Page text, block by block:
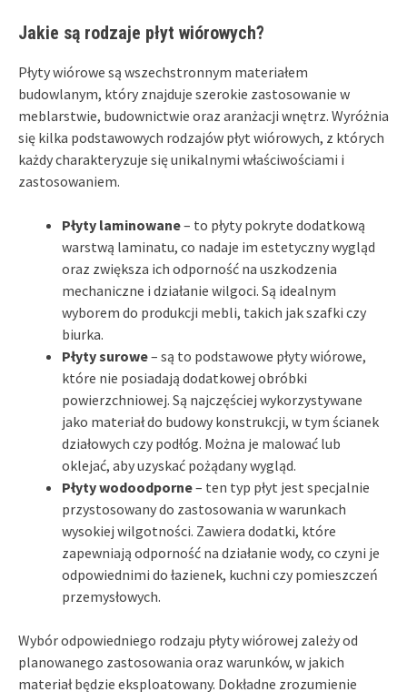
Jakie są rodzaje płyt wiórowych?
Płyty wiórowe są wszechstronnym materiałem
budowlanym, który znajduje szerokie zastosowanie w
meblarstwie, budownictwie oraz aranżacji wnętrz. Wyróżnia
się kilka podstawowych rodzajów płyt wiórowych, z których
każdy charakteryzuje się unikalnymi właściwościami i
zastosowaniem.
Płyty laminowane– to płyty pokryte dodatkową
warstwą laminatu, co nadaje im estetyczny wygląd
oraz zwiększa ich odporność na uszkodzenia
mechaniczne i działanie wilgoci. Są idealnym
wyborem do produkcji mebli, takich jak szafki czy
biurka.
Płyty surowe– są to podstawowe płyty wiórowe,
które nie posiadają dodatkowej obróbki
powierzchniowej. Są najczęściej wykorzystywane
jako materiał do budowy konstrukcji, w tym ścianek
działowych czy podłóg. Można je malować lub
oklejać, aby uzyskać pożądany wygląd.
Płyty wodoodporne– ten typ płyt jest specjalnie
przystosowany do zastosowania w warunkach
wysokiej wilgotności. Zawiera dodatki, które
zapewniają odporność na działanie wody, co czyni je
odpowiednimi do łazienek, kuchni czy pomieszczeń
przemysłowych.
Wybór odpowiedniego rodzaju płyty wiórowej zależy od
planowanego zastosowania oraz warunków, w jakich
materiał będzie eksploatowany. Dokładne zrozumienie